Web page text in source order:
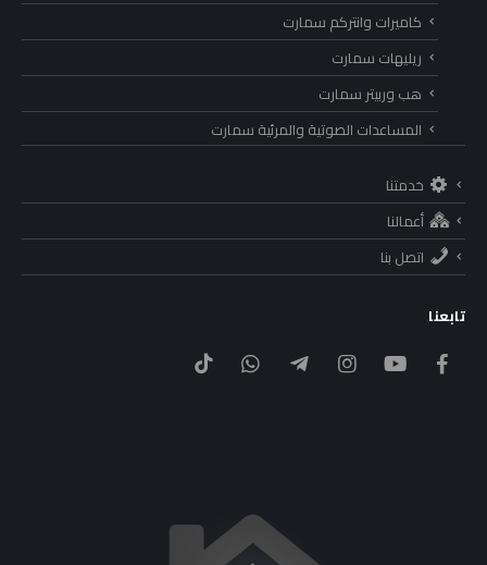
كاميرات وانتركم سمارت
ريليهات سمارت
هب وربيتر سمارت
المساعدات الصوتية والمرئية سمارت
خدمتنا
أعمالنا
اتصل بنا
تابعنا